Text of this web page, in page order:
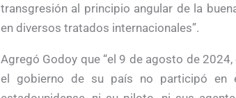
transgresión al principio angular de la
en diversos tratados internacionales”.
Agregó Godoy que “el 9 de agosto de
el gobierno de su país no participó en